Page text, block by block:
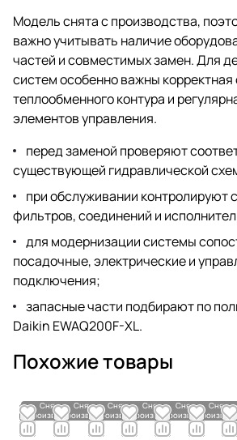
Модель снята с производства,
важно учитывать наличие
частей и совместимых замен. Для
систем особенно важны корректная
теплообменного контура и
элементов управления.
перед заменой проверяют
существующей гидравлической
при обслуживании контролируют
фильтров, соединений и
для модернизации системы
посадочные, электрические и
подключения;
запасные части подбирают по
Daikin EWAQ200F-XL.
Похожие товары
Снято с
производства
По
Снято с
производства
По
Снято с
производства
По
Снято с
производства
По
Снято с
производства
По
Снято
По